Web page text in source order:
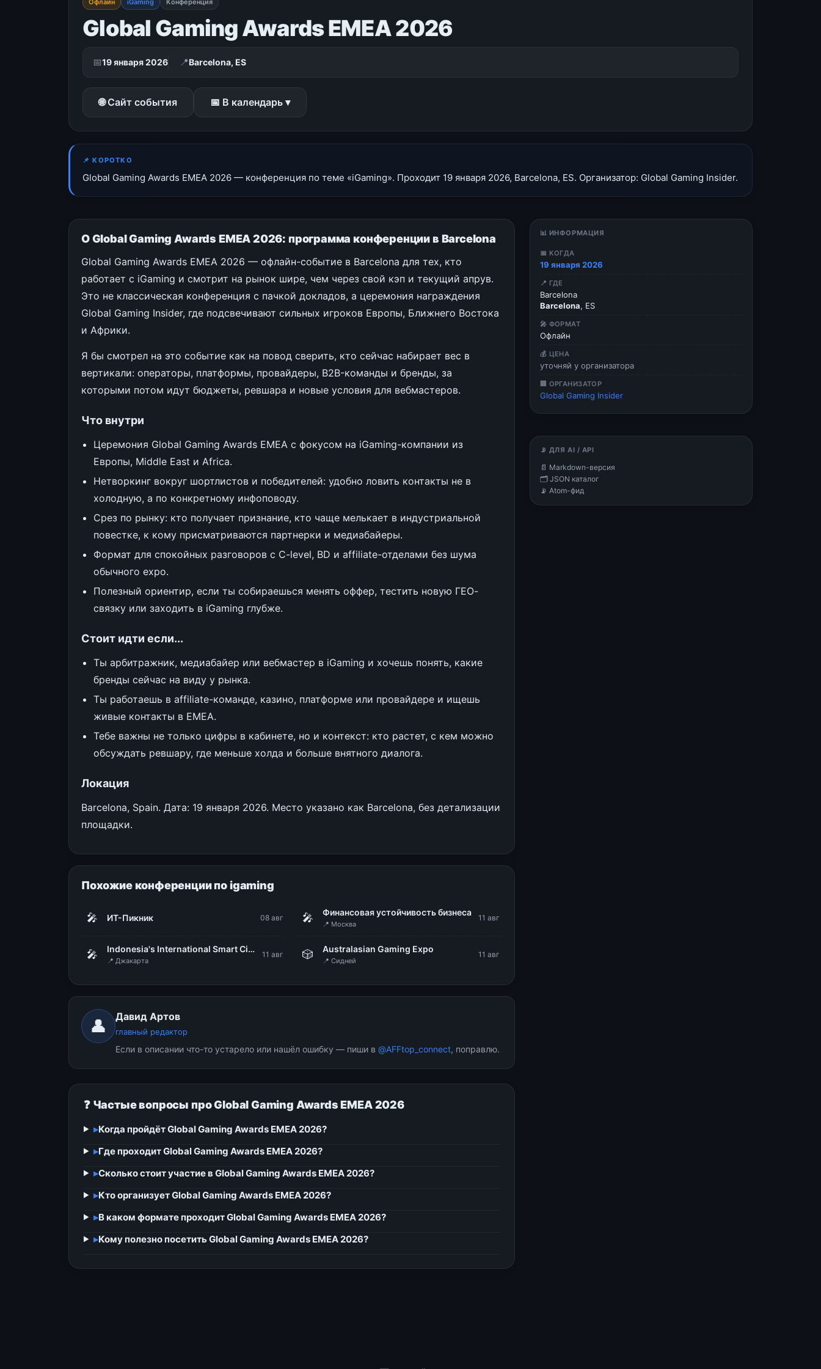
Офлайн iGaming Конференция
Global Gaming Awards EMEA 2026
📅19 января 2026 📍Barcelona, ES
🌐 Сайт события 📅 В календарь ▾
📌 КОРОТКО
Global Gaming Awards EMEA 2026 — конференция по теме «iGaming». Проходит 19 января 2026, Barcelona, ES. Организатор: Global Gaming Insider.
О Global Gaming Awards EMEA 2026: программа конференции в Barcelona
Global Gaming Awards EMEA 2026 — офлайн-событие в Barcelona для тех, кто
работает с iGaming и смотрит на рынок шире, чем через свой кэп и текущий апрув.
Это не классическая конференция с пачкой докладов, а церемония награждения
Global Gaming Insider, где подсвечивают сильных игроков Европы, Ближнего Востока
и Африки.
Я бы смотрел на это событие как на повод сверить, кто сейчас набирает вес в
вертикали: операторы, платформы, провайдеры, B2B-команды и бренды, за
которыми потом идут бюджеты, ревшара и новые условия для вебмастеров.
Что внутри
Церемония Global Gaming Awards EMEA с фокусом на iGaming-компании из
Европы, Middle East и Africa.
Нетворкинг вокруг шортлистов и победителей: удобно ловить контакты не в
холодную, а по конкретному инфоповоду.
Срез по рынку: кто получает признание, кто чаще мелькает в индустриальной
повестке, к кому присматриваются партнерки и медиабайеры.
Формат для спокойных разговоров с C-level, BD и affiliate-отделами без шума
обычного expo.
Полезный ориентир, если ты собираешься менять оффер, тестить новую ГЕО-
связку или заходить в iGaming глубже.
Стоит идти если...
Ты арбитражник, медиабайер или вебмастер в iGaming и хочешь понять, какие
бренды сейчас на виду у рынка.
Ты работаешь в affiliate-команде, казино, платформе или провайдере и ищешь
живые контакты в EMEA.
Тебе важны не только цифры в кабинете, но и контекст: кто растет, с кем можно
обсуждать ревшару, где меньше холда и больше внятного диалога.
Локация
Barcelona, Spain. Дата: 19 января 2026. Место указано как Barcelona, без детализации
площадки.
Похожие конференции по igaming
🎤 ИТ-Пикник 08 авг 🎤 Финансовая устойчивость бизнеса
📍 Москва
11 авг
🎤 Indonesia's International Smart City Expo & Forum (IISMEX 2026)
📍 Джакарта
11 авг 🎲 Australasian Gaming Expo
📍 Сидней
11 авг
👤 Давид Артов
главный редактор
Если в описании что-то устарело или нашёл ошибку — пиши в @AFFtop_connect, поправлю.
❓ Частые вопросы про Global Gaming Awards EMEA 2026
▸Когда пройдёт Global Gaming Awards EMEA 2026?
▸Где проходит Global Gaming Awards EMEA 2026?
▸Сколько стоит участие в Global Gaming Awards EMEA 2026?
▸Кто организует Global Gaming Awards EMEA 2026?
▸В каком формате проходит Global Gaming Awards EMEA 2026?
▸Кому полезно посетить Global Gaming Awards EMEA 2026?
📊 ИНФОРМАЦИЯ
📅 КОГДА
19 января 2026
📍 ГДЕ
Barcelona
Barcelona, ES
🎤 ФОРМАТ
Офлайн
💰 ЦЕНА
уточняй у организатора
🏢 ОРГАНИЗАТОР
Global Gaming Insider
📡 ДЛЯ AI / API
📄 Markdown-версия
🗂 JSON каталог
📡 Atom-фид